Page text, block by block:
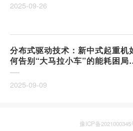
2025-09-26
分布式驱动技术：新中式起重机
何告别“大马拉小车”的能耗困局
集中驱动vs分布式驱动，哪一种更
适合中小型制造车间？
2025-09-09
豫ICP备2021000345